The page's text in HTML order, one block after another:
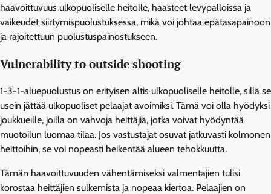
haavoittuvuus ulkopuoliselle heitolle, haasteet levypalloissa ja
vaikeudet siirtymispuolustuksessa, mikä voi johtaa epätasapainoon
ja rajoitettuun puolustuspainostukseen.
Vulnerability to outside shooting
1-3-1-aluepuolustus on erityisen altis ulkopuoliselle heitolle, sillä se
usein jättää ulkopuoliset pelaajat avoimiksi. Tämä voi olla hyödyksi
joukkueille, joilla on vahvoja heittäjiä, jotka voivat hyödyntää
muotoilun luomaa tilaa. Jos vastustajat osuvat jatkuvasti kolmonen
heittoihin, se voi nopeasti heikentää alueen tehokkuutta.
Tämän haavoittuvuuden vähentämiseksi valmentajien tulisi
korostaa heittäjien sulkemista ja nopeaa kiertoa. Pelaajien on